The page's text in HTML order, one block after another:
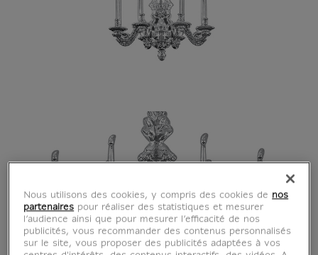
Nous utilisons des cookies, y compris des cookies de nos
partenaires pour réaliser des statistiques et mesurer
l’audience ainsi que pour mesurer l’efficacité de nos
publicités, vous recommander des contenus personnalisés
sur le site, vous proposer des publicités adaptées à vos